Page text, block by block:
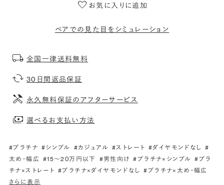
お気に入りに追加
ペアでの見た目をシミュレーション
全国一律送料無料
30日間返品保証
永久無料保証のアフターサービス
選べるお支払い方法
#プラチナ #シンプル #カジュアル #ストレート #ダイヤモンドなし
#
太め・幅広 #15〜20万円以下 #男性向け #プラチナ×シンプル #プラ
チナ×ストレート #プラチナ×ダイヤモンドなし
#プラチナ×太め・幅広
さらに表示